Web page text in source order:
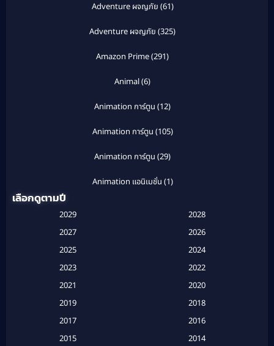
Adventure ผจญภัย (61)
Adventure ผจญภัย (325)
Amazon Prime(291)
Animal(6)
Animation การ์ตูน (12)
Animation การ์ตูน (105)
Animation การ์ตูน (29)
Animation แอนิเมชั่น (1)
Based on a True Story สร้างจากเรื่องจริง(2)
Based on a True Story เรื่องจริง (16)
Based on a True Story เรื่องจริง (20)
เลือกดูตามปี
2029
2028
2027
2026
2025
2024
2023
2022
2021
2020
2019
2018
2017
2016
2015
2014